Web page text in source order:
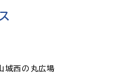
城西の丸広場